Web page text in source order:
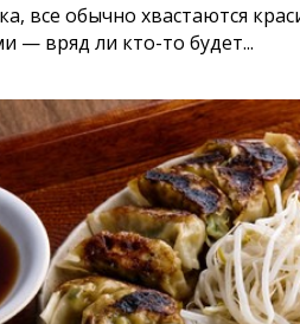
все обычно хвастаются
— вряд ли кто-то будет...